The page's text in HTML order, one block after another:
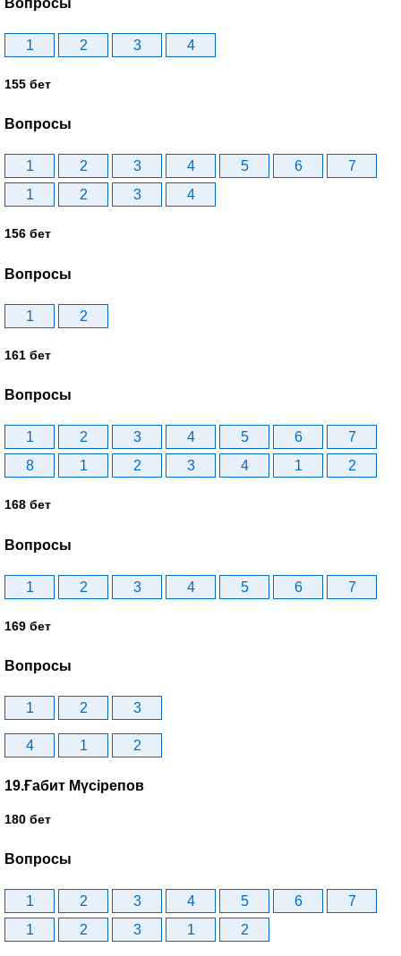
1 2 3 4
155 бет
Вопросы
1 2 3 4 5 6
7
1
2 3 4
156 бет
Вопросы
1 2
161 бет
Вопросы
1 2 3 4 5 6
7
8
1 2 3 4 1 2
168 бет
Вопросы
1 2 3 4 5 6 7
169 бет
Вопросы
1 2 3
4 1 2
19.Ғабит Мүсірепов
180 бет
Вопросы
1 2 3 4 5 6
7
1
2 3 1 2